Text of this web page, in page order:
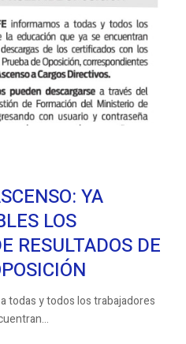
YA
LOS
RESULTADOS DE
todas y todos los trabajadores